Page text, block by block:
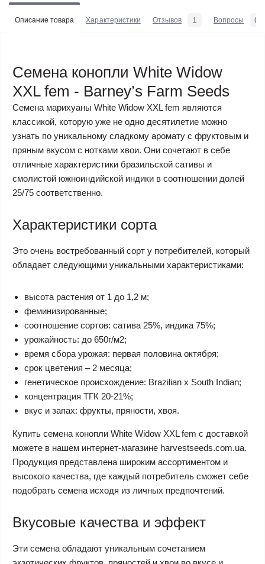
Описание товара Характеристики Отзывов 1 Вопросы 0
Семена конопли White Widow
XXL fem - Barney’s Farm Seeds
Семена марихуаны White Widow XXL fem являются
классикой, которую уже не одно десятилетие можно
узнать по уникальному сладкому аромату с фруктовым и
пряным вкусом с нотками хвои. Они сочетают в себе
отличные характеристики бразильской сативы и
смолистой южноиндийской индики в соотношении долей
25/75 соответственно.
Характеристики сорта
Это очень востребованный сорт у потребителей, который
обладает следующими уникальными характеристиками:
высота растения от 1 до 1,2 м;
феминизированные;
соотношение сортов: сатива 25%, индика 75%;
урожайность: до 650г/м2;
время сбора урожая: первая половина октября;
срок цветения – 2 месяца;
генетическое происхождение: Brazilian x South Indian;
концентрация ТГК 20-21%;
вкус и запах: фрукты, пряности, хвоя.
Купить семена конопли White Widow XXL fem с доставкой
можете в нашем интернет-магазине harvestseeds.com.ua.
Продукция представлена широким ассортиментом и
высокого качества, где каждый потребитель сможет себе
подобрать семена исходя из личных предпочтений.
Вкусовые качества и эффект
Эти семена обладают уникальным сочетанием